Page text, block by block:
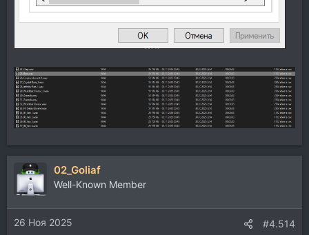
02_Goliaf
Well-Known Member
26 Ноя 2025 #4.514